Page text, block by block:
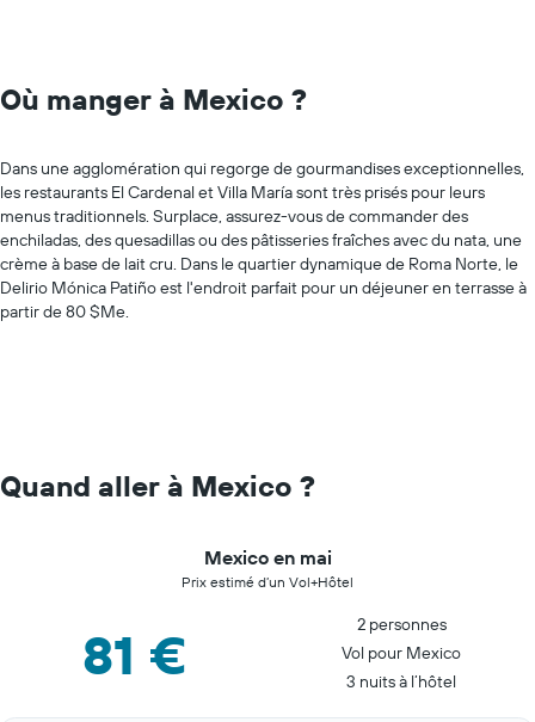
Où manger à Mexico ?
Dans une agglomération qui regorge de gourmandises exceptionnelles,
les restaurants El Cardenal et Villa María sont très prisés pour leurs
menus traditionnels. Surplace, assurez-vous de commander des
enchiladas, des quesadillas ou des pâtisseries fraîches avec du nata, une
crème à base de lait cru. Dans le quartier dynamique de Roma Norte, le
Delirio Mónica Patiño est l'endroit parfait pour un déjeuner en terrasse à
partir de 80 $Me.
Quand aller à Mexico ?
Mexico en mai
Prix estimé d’un Vol+Hôtel
81 €
2 personnes
Vol pour Mexico
3 nuits à l’hôtel